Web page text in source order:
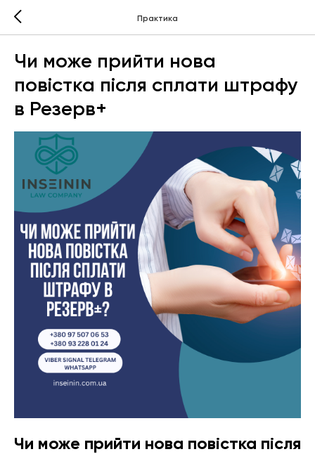
Практика
Чи може прийти нова
повістка після сплати штрафу
в Резерв+
Чи може прийти нова повістка після